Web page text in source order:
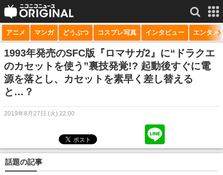
サービス一覧 もっと見る
niconico
動画
生放送
ニュース
マンガ
ニコニコQ
アニメ マンガ どうぶつ コスプレ写真 インタビュー エンタメ
1993年発売のSFC版『ロマサガ2』に“ドラクエ
のカセットを使う”裏技発覚!? 起動後すぐに電
源を落とし、カセットを素早く差し替える
と…？
2019年8月27日 (火) 22:00
話題の記事